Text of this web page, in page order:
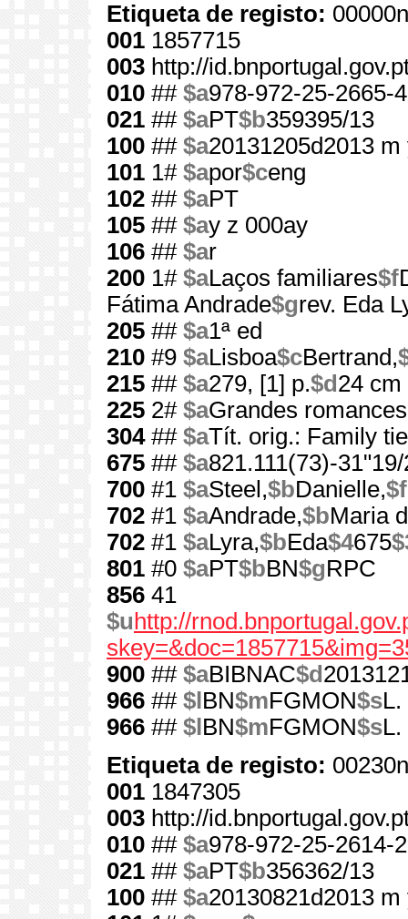
Etiqueta de registo:
001 1857715
003 http://
010 ## $a978-972-25-2665-4
021 ## $aPT$b359395/13
100 ## $a20131205d2013
101 1# $apor$ceng
102 ## $aPT
105 ## $ay z 000ay
106 ## $ar
200 1# $aLaços familiares$f
Fátima Andrade$grev. Eda
205 ## $a1ª ed
210 #9 $aLisboa$cBertrand,
215 ## $a279, [1] p.$d 24 cm
225 2# $aGrandes romances
304## $aTít. orig.: Family
675 ## $a821.111(73)-
700 #1 $aSteel,$bDanielle,$f
702 #1 $aAndrade,$bMaria
702 #1 $aLyra,$bEda$4675
801 #0 $aPT$bBN$gRPC
856 41
$u http://
900 ## $aBIBNAC$d
966 ## $l BN$mFGMON$sL.
966 ## $l BN$mFGMON$sL.
Etiqueta de registo:
001 1847305
003 http://
010 ## $a978-972-25-2614-2
021 ## $aPT$b356362/13
100 ## $a20130821d2013